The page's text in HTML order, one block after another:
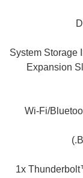
System Storage
Expansion
Wi-Fi/
1x